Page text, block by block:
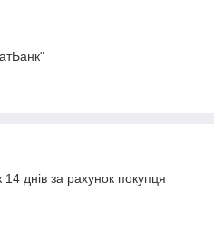
днів за рахунок покупця